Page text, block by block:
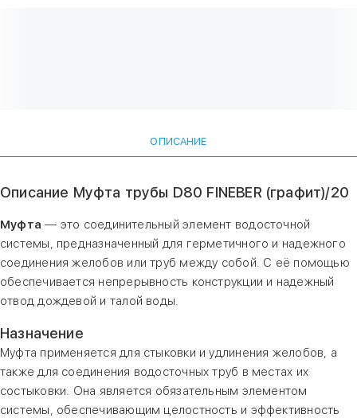
ОПИСАНИЕ
Описание Муфта трубы D80 FINEBER (графит)/20
Муфта — это соединительный элемент водосточной
системы, предназначенный для герметичного и надежного
соединения желобов или труб между собой. С её помощью
обеспечивается непрерывность конструкции и надежный
отвод дождевой и талой воды.
Назначение
Муфта применяется для стыковки и удлинения желобов, а
также для соединения водосточных труб в местах их
состыковки. Она является обязательным элементом
системы, обеспечивающим целостность и эффективность